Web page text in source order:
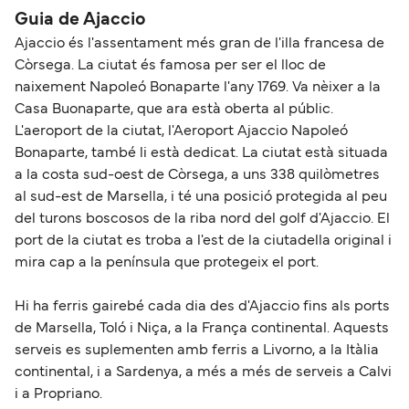
La Meridionale
Guia de Ajaccio
Ajaccio és l'assentament més gran de l'illa francesa de
Còrsega. La ciutat és famosa per ser el lloc de
naixement Napoleó Bonaparte l'any 1769. Va nèixer a la
Casa Buonaparte, que ara està oberta al públic.
L'aeroport de la ciutat, l'Aeroport Ajaccio Napoleó
Bonaparte, també li està dedicat. La ciutat està situada
a la costa sud-oest de Còrsega, a uns 338 quilòmetres
al sud-est de Marsella, i té una posició protegida al peu
del turons boscosos de la riba nord del golf d'Ajaccio. El
port de la ciutat es troba a l'est de la ciutadella original i
mira cap a la península que protegeix el port.
Hi ha ferris gairebé cada dia des d'Ajaccio fins als ports
de Marsella, Toló i Niça, a la França continental. Aquests
serveis es suplementen amb ferris a Livorno, a la Itàlia
continental, i a Sardenya, a més a més de serveis a Calvi
i a Propriano.